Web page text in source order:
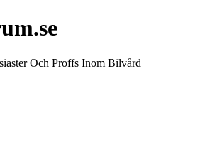
Och Proffs Inom Bilvård